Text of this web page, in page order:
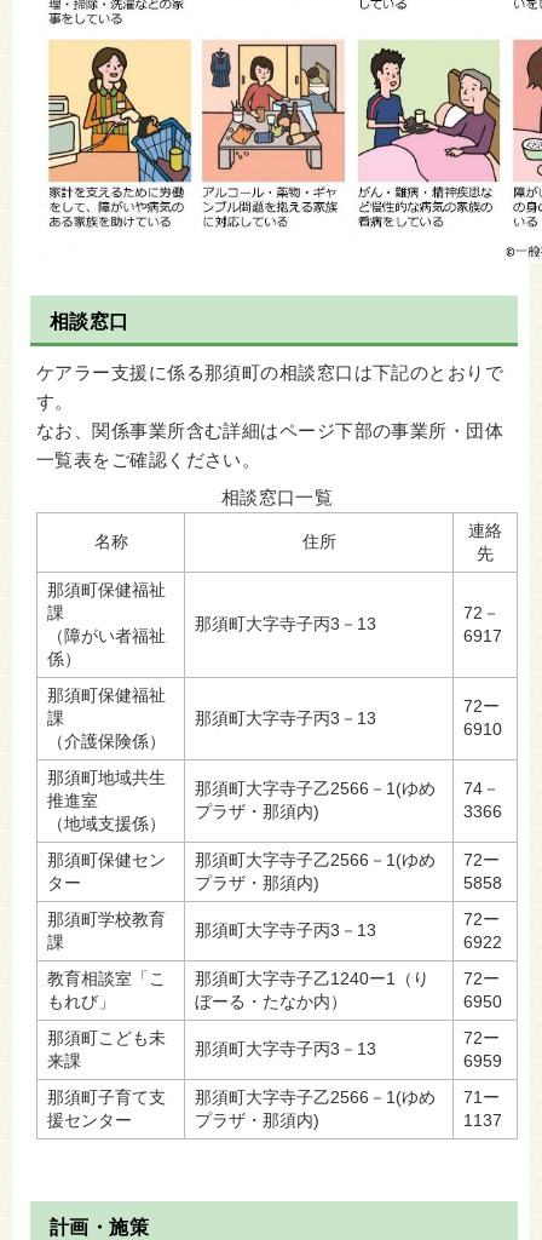
相談窓口
ケアラー支援に係る那須町の相談窓口は下記のとおりで
す。
なお、関係事業所含む詳細はページ下部の事業所・団体
一覧表をご確認ください。
相談窓口一覧
名称 住所
連絡
先
那須町保健福祉
課
（障がい者福祉
係）
那須町大字寺子丙3－13
72－
6917
那須町保健福祉
課
（介護保険係）
那須町大字寺子丙3－13
72ー
6910
那須町地域共生
推進室
（地域支援係）
那須町大字寺子乙2566－1(ゆめ
プラザ・那須内)
74－
3366
那須町保健セン
ター
那須町大字寺子乙2566－1(ゆめ
プラザ・那須内)
72ー
5858
那須町学校教育
課
那須町大字寺子丙3－13
72ー
6922
教育相談室「こ
もれび」
那須町大字寺子乙1240ー1（り
ぼーる・たなか内）
72ー
6950
那須町こども未
来課
那須町大字寺子丙3－13
72ー
6959
那須町子育て支
援センター
那須町大字寺子乙2566－1(ゆめ
プラザ・那須内)
71ー
1137
計画・施策